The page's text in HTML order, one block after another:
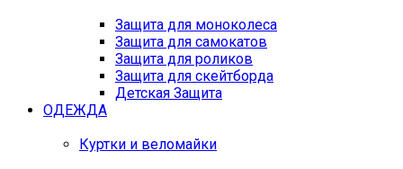
Защита для моноколеса
Защита для самокатов
Защита для роликов
Защита для скейтборда
Детская Защита
ОДЕЖДА
Куртки и веломайки